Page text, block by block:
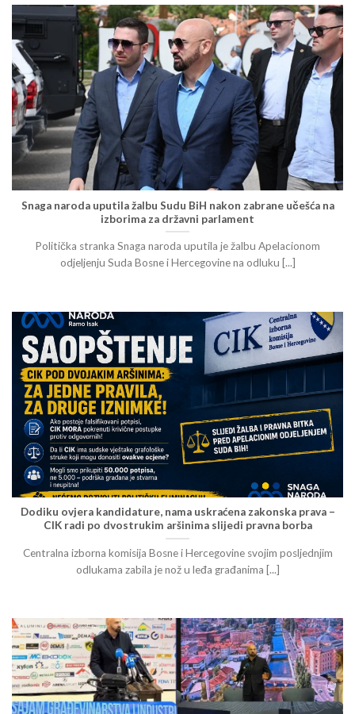
Snaga naroda uputila žalbu Sudu BiH nakon zabrane učešća na
izborima za državni parlament
Politička stranka Snaga naroda uputila je žalbu Apelacionom
odjeljenju Suda Bosne i Hercegovine na odluku [...]
Dodiku ovjera kandidature, nama uskraćena zakonska prava –
CIK radi po dvostrukim aršinima slijedi pravna borba
Centralna izborna komisija Bosne i Hercegovine svojim posljednjim
odlukama zabila je nož u leđa građanima [...]